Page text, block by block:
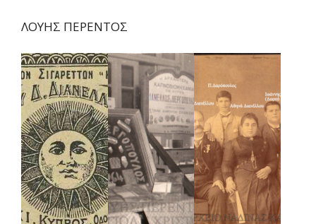
ΛΟΥΗΣ ΠΕΡΕΝΤΟΣ